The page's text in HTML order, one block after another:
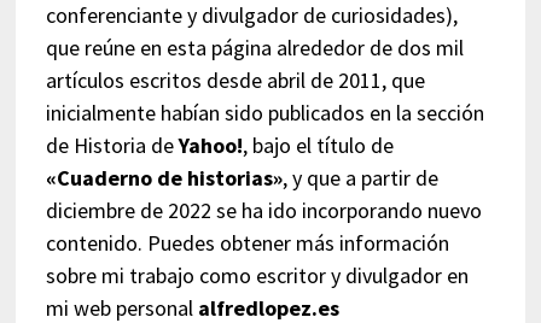
conferenciante y divulgador de curiosidades),
que reúne en esta página alrededor de dos mil
artículos escritos desde abril de 2011, que
inicialmente habían sido publicados en la sección
de Historia deYahoo!, bajo el título de
«Cuaderno de historias», y que a partir de
diciembre de 2022 se ha ido incorporando nuevo
contenido. Puedes obtener más información
sobre mi trabajo como escritor y divulgador en
mi web personal alfredlopez.es